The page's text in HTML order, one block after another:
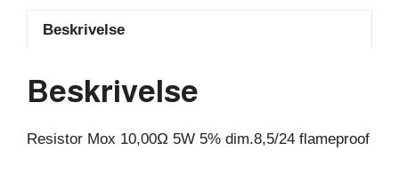
Beskrivelse
Beskrivelse
Resistor Mox 10,00Ω 5W 5% dim.8,5/24 flameproof